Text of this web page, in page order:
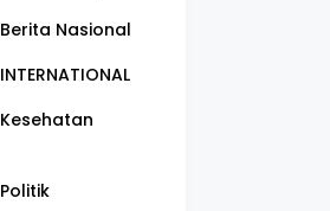
Berita Nasional
INTERNATIONAL
Kesehatan
Politik